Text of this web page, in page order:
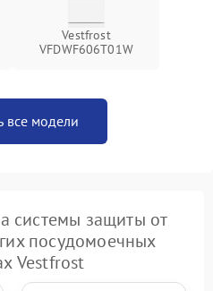
Vestfrost
VFDWF606T01W
все модели
системы защиты от
посудомоечных
Vestfrost